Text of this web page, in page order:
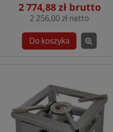
2 774,88 zł
2 256,00 zł
Do koszyka